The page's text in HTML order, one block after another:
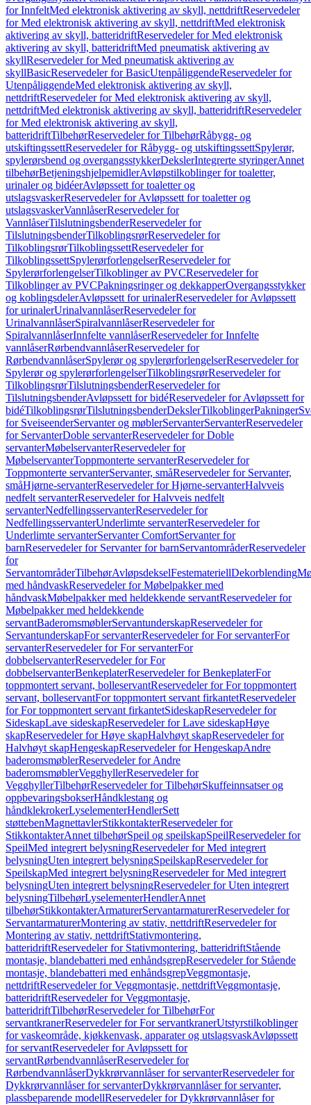
for InnfeltMed elektronisk aktivering av skyll, nettdriftReservedeler
for Med elektronisk aktivering av skyll, nettdriftMed elektronisk
aktivering av skyll, batteridriftReservedeler for Med elektronisk
aktivering av skyll, batteridriftMed pneumatisk aktivering av
skyllReservedeler for Med pneumatisk aktivering av
skyllBasicReservedeler for BasicUtenpåliggendeReservedeler for
UtenpåliggendeMed elektronisk aktivering av skyll,
nettdriftReservedeler for Med elektronisk aktivering av skyll,
nettdriftMed elektronisk aktivering av skyll, batteridriftReservedeler
for Med elektronisk aktivering av skyll,
batteridriftTilbehørReservedeler for TilbehørRåbygg- og
utskiftingssettReservedeler for Råbygg- og utskiftingssettSpylerør,
spylerørsbend og overgangsstykkerDekslerIntegrerte styringerAnnet
tilbehørBetjeningshjelpemidlerAvløpstilkoblinger for toaletter,
urinaler og bidéerAvløpssett for toaletter og
utslagsvaskerReservedeler for Avløpssett for toaletter og
utslagsvaskerVannlåserReservedeler for
VannlåserTilslutningsbenderReservedeler for
TilslutningsbenderTilkoblingsrørReservedeler for
TilkoblingsrørTilkoblingssettReservedeler for
TilkoblingssettSpylerørforlengelserReservedeler for
SpylerørforlengelserTilkoblinger av PVCReservedeler for
Tilkoblinger av PVCPakningsringer og dekkapperOvergangsstykker
og koblingsdelerAvløpssett for urinalerReservedeler for Avløpssett
for urinalerUrinalvannlåserReservedeler for
UrinalvannlåserSpiralvannlåserReservedeler for
SpiralvannlåserInnfelte vannlåserReservedeler for Innfelte
vannlåserRørbendvannlåserReservedeler for
RørbendvannlåserSpylerør og spylerørforlengelserReservedeler for
Spylerør og spylerørforlengelserTilkoblingsrørReservedeler for
TilkoblingsrørTilslutningsbenderReservedeler for
TilslutningsbenderAvløpssett for bidéReservedeler for Avløpssett for
bidéTilkoblingsrørTilslutningsbenderDekslerTilkoblingerPakninger
for SveiseenderServanter og møblerServanterServanterReservedeler
for ServanterDoble servanterReservedeler for Doble
servanterMøbelservanterReservedeler for
MøbelservanterToppmonterte servanterReservedeler for
Toppmonterte servanterServanter, småReservedeler for Servanter,
småHjørne-servanterReservedeler for Hjørne-servanterHalvveis
nedfelt servanterReservedeler for Halvveis nedfelt
servanterNedfellingsservanterReservedeler for
NedfellingsservanterUnderlimte servanterReservedeler for
Underlimte servanterServanter ComfortServanter for
barnReservedeler for Servanter for barnServantområderReservedeler
for
ServantområderTilbehørAvløpsdekselFestemateriellDekorblending
med håndvaskReservedeler for Møbelpakker med
håndvaskMøbelpakker med heldekkende servantReservedeler for
Møbelpakker med heldekkende
servantBaderomsmøblerServantunderskapReservedeler for
ServantunderskapFor servanterReservedeler for For servanterFor
servanterReservedeler for For servanterFor
dobbelservanterReservedeler for For
dobbelservanterBenkeplaterReservedeler for BenkeplaterFor
toppmontert servant, bolleservantReservedeler for For toppmontert
servant, bolleservantFor toppmontert servant firkantetReservedeler
for For toppmontert servant firkantetSideskapReservedeler for
SideskapLave sideskapReservedeler for Lave sideskapHøye
skapReservedeler for Høye skapHalvhøyt skapReservedeler for
Halvhøyt skapHengeskapReservedeler for HengeskapAndre
baderomsmøblerReservedeler for Andre
baderomsmøblerVegghyllerReservedeler for
VegghyllerTilbehørReservedeler for TilbehørSkuffeinnsatser og
oppbevaringsbokserHåndklestang og
håndklekrokerLyselementerHendlerSett
støttebenMagnettavlerStikkontakterReservedeler for
StikkontakterAnnet tilbehørSpeil og speilskapSpeilReservedeler for
SpeilMed integrert belysningReservedeler for Med integrert
belysningUten integrert belysningSpeilskapReservedeler for
SpeilskapMed integrert belysningReservedeler for Med integrert
belysningUten integrert belysningReservedeler for Uten integrert
belysningTilbehørLyselementerHendlerAnnet
tilbehørStikkontakterArmaturerServantarmaturerReservedeler for
ServantarmaturerMontering av stativ, nettdriftReservedeler for
Montering av stativ, nettdriftStativmontering,
batteridriftReservedeler for Stativmontering, batteridriftStående
montasje, blandebatteri med enhåndsgrepReservedeler for Stående
montasje, blandebatteri med enhåndsgrepVeggmontasje,
nettdriftReservedeler for Veggmontasje, nettdriftVeggmontasje,
batteridriftReservedeler for Veggmontasje,
batteridriftTilbehørReservedeler for TilbehørFor
servantkranerReservedeler for For servantkranerUtstyrstilkoblinger
for vaskeområde, kjøkkenvask, apparater og utslagsvaskAvløpssett
for servantReservedeler for Avløpssett for
servantRørbendvannlåserReservedeler for
RørbendvannlåserDykkrørvannlåser for servanterReservedeler for
Dykkrørvannlåser for servanterDykkrørvannlåser for servanter,
plassbeparende modellReservedeler for Dykkrørvannlåser for